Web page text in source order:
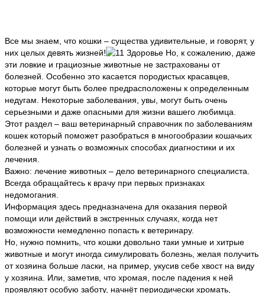
Все мы знаем, что кошки – существа удивительные, и говорят, у
них целых девять жизней!
Но, к сожалению, даже
эти ловкие и грациозные животные не застрахованы от
болезней. Особенно это касается породистых красавцев,
которые могут быть более предрасположены к определенным
недугам. Некоторые заболевания, увы, могут быть очень
серьезными и даже опасными для жизни вашего любимца.
Этот раздел – ваш ветеринарный справочник по заболеваниям
кошек который поможет разобраться в многообразии кошачьих
болезней и узнать о возможных способах диагностики и их
лечения.
Важно: лечение животных – дело ветеринарного специалиста.
Всегда обращайтесь к врачу при первых признаках
недомогания.
Информация здесь предназначена для оказания первой
помощи или действий в экстренных случаях, когда нет
возможности немедленно попасть к ветеринару.
Но, нужно помнить, что кошки довольно таки умные и хитрые
животные и могут иногда симулировать болезнь, желая получить
от хозяина больше ласки, на пример, укусив себе хвост на виду
у хозяина. Или, заметив, что хромая, после падения к ней
проявляют особую заботу, начнёт периодически хромать,